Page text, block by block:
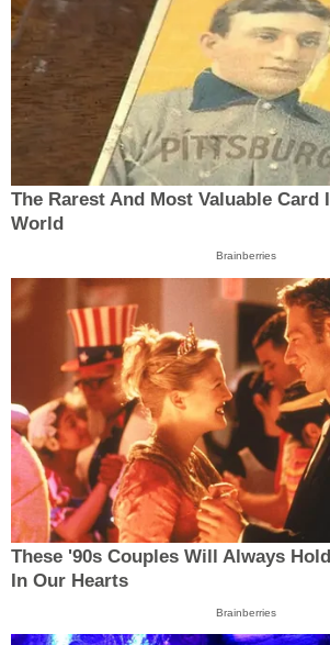
The Rarest And Most Valuable Card
World
Brainberries
These '90s Couples Will Always
In Our Hearts
Brainberries